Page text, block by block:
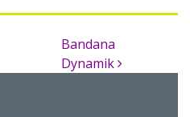
Bandana
Dynamik